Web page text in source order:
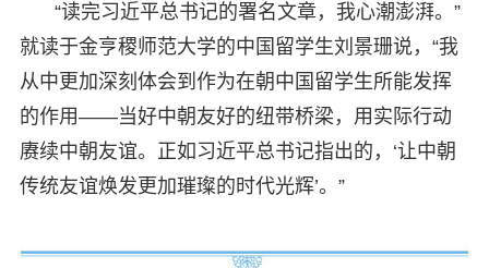
“读完习近平总书记的署名文章，我心潮澎湃。”
就读于金亨稷师范大学的中国留学生刘景珊说，“我
从中更加深刻体会到作为在朝中国留学生所能发挥
的作用——当好中朝友好的纽带桥梁，用实际行动
赓续中朝友谊。正如习近平总书记指出的，‘让中朝
传统友谊焕发更加璀璨的时代光辉’。”